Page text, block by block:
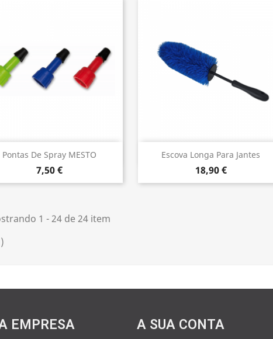
Pontas De Spray MESTO
7,50 €
 Vista rápida Escova Longa Para Jantes
18,90 €
 Vista rápida
1 - 24 de 24 item
EMPRESA A SUA CONTA